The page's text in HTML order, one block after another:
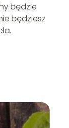
będzie
będziesz